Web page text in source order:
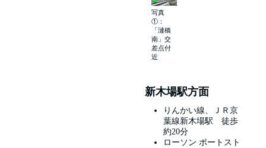
写真
①：
「漣橋
南」交
差点付
近
新木場駅方面
りんかい線、ＪＲ京
葉線新木場駅 徒歩
約20分
ローソン ポートスト